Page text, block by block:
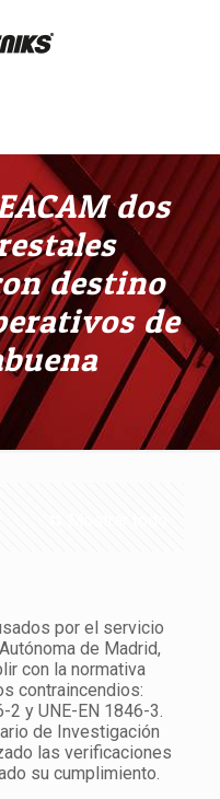
dos
destino
de
por el servicio
de Madrid,
con la normativa
contraincendios:
2 y UNE-EN 1846-3.
de Investigación
las verificaciones
su cumplimiento.